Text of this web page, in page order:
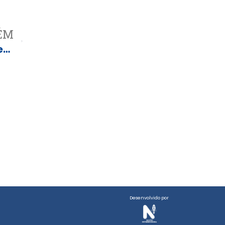
Lula é reprovado por 52% dos eleitores brasileiros
Desenvolvido por